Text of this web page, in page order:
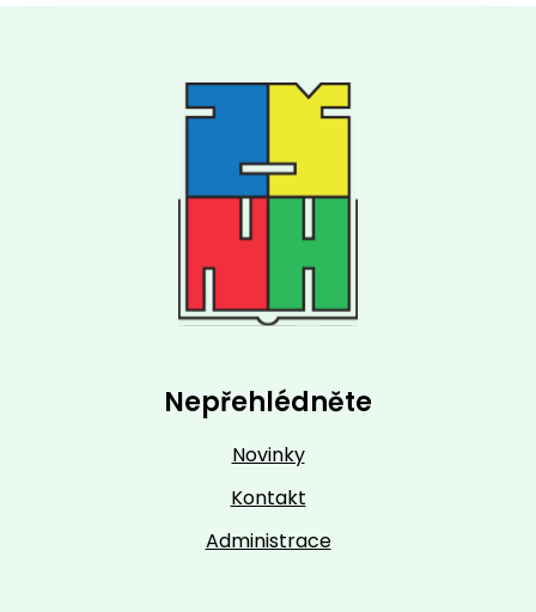
Nepřehlédněte
Novinky
Kontakt
Administrace